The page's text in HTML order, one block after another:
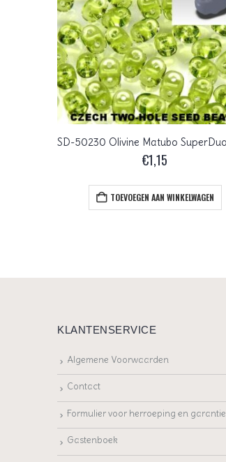
€1,15
TOEVOEGEN AAN WINKELWAGEN
KLANTENSERVICE
Algemene Voorwaarden
Contact
Formulier voor herroeping en garantie
Gastenboek